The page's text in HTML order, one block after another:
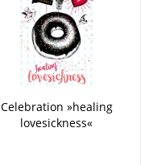
Celebration »healing
lovesickness«